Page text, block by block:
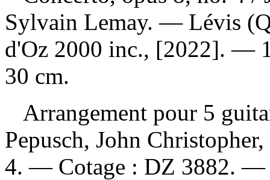
Sylvain Lemay. — Lévis
d'Oz 2000 inc., [2022]. —
30 cm.
Arrangement pour 5
Pepusch, John
4. — Cotage : DZ 3882.